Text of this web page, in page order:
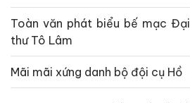
Toàn văn phát biểu bế mạc
thư Tô Lâm
Mãi mãi xứng danh bộ đội cụ Hồ